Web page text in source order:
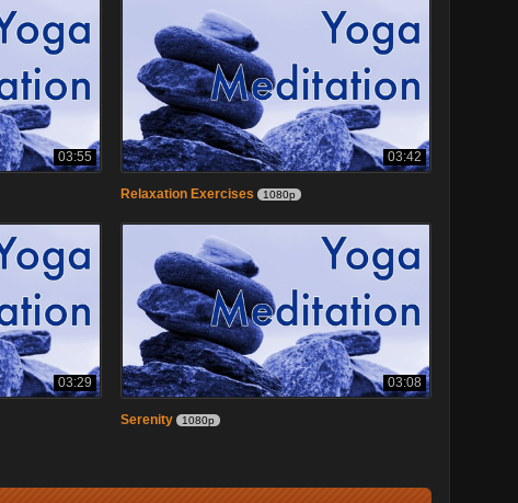
03:55 03:42
Relaxation Exercises 1080p
03:29 03:08
Serenity 1080p